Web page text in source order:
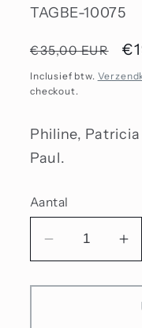
SKU:
TAGBE-10075
Normale
prijs
€35,00 EUR
Inclusief btw.
checkout.
Philine,
Paul.
Aantal
Aantal
voor